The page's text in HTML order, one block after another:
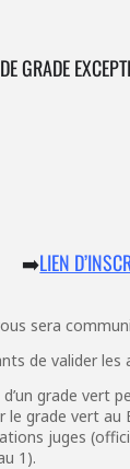
GRADE
➡️LIEN
sera
de valider les
grade vert
le grade vert
juges
1).